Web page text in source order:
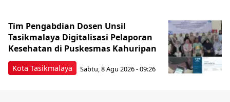
Kota Tasikmalaya
Tim Pengabdian Dosen Unsil
Tasikmalaya Digitalisasi Pelaporan
Kesehatan di Puskesmas Kahuripan
Sabtu, 8 Agu 2026 - 09:26